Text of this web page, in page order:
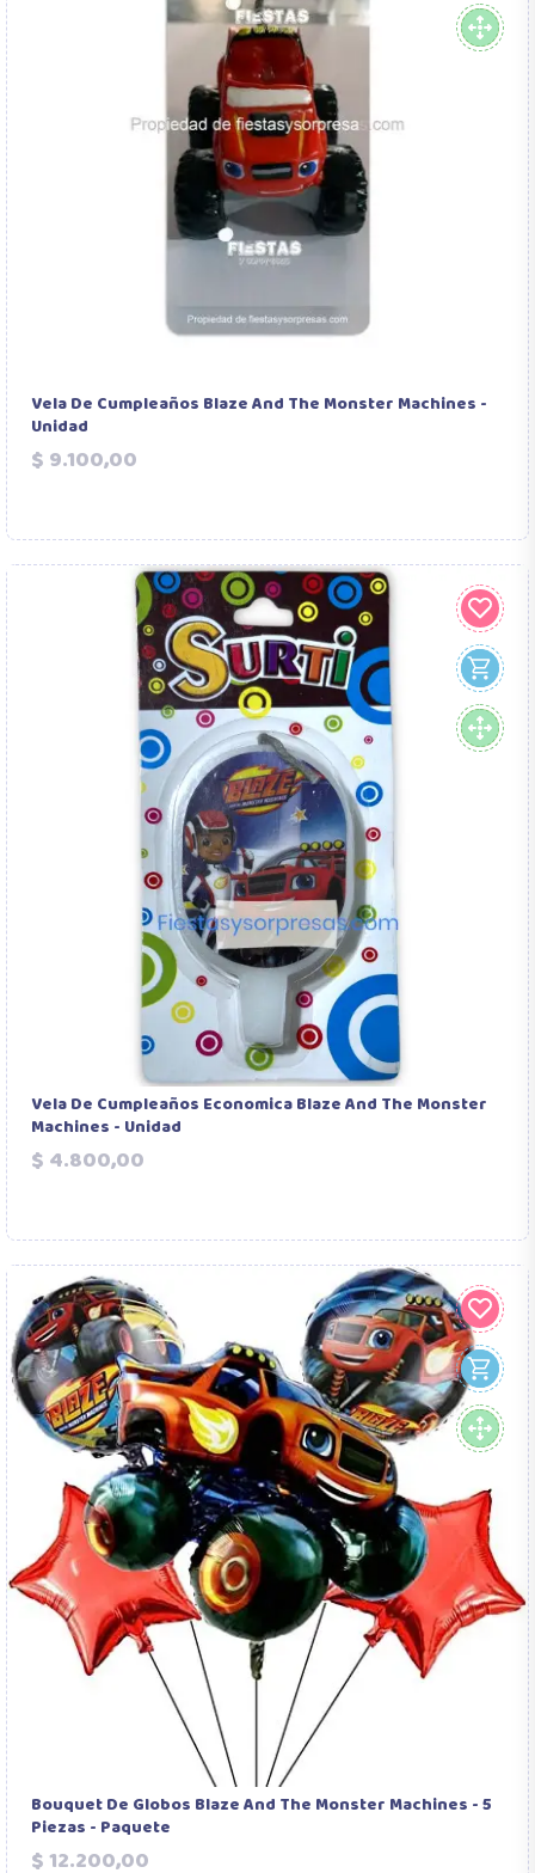
Vela De Cumpleaños Blaze And The Monster Machines -
Unidad
$ 9.100,00
Vela De Cumpleaños Economica Blaze And The Monster
Machines - Unidad
$ 4.800,00
Bouquet De Globos Blaze And The Monster Machines - 5
Piezas - Paquete
$ 12.200,00